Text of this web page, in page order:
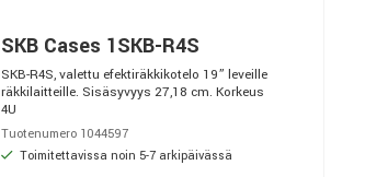
SKB Cases 1SKB-R4S
SKB-R4S, valettu efektiräkkikotelo 19” leveille
räkkilaitteille. Sisäsyvyys 27,18 cm. Korkeus
4U
Tuotenumero 1044597
Toimitettavissa noin 5-7 arkipäivässä